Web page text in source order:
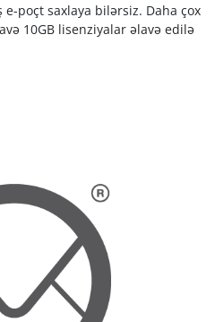
e-poçt saxlaya bilərsiz. Daha çox
10GB lisenziyalar əlavə edilə